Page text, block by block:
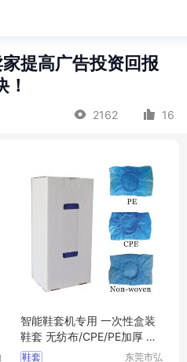
提高广告投资回报
2162 16
智能鞋套机专用 一次性盒装
鞋套 无纺布/CPE/PE加厚 低
筒 蓝色
鞋套
东莞市弘